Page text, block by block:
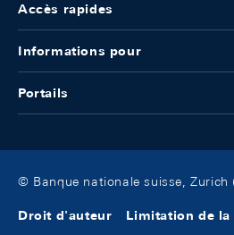
Accès rapides
Informations pour
Portails
© Banque nationale suisse, Zurich
Droit d'auteur Limitation de